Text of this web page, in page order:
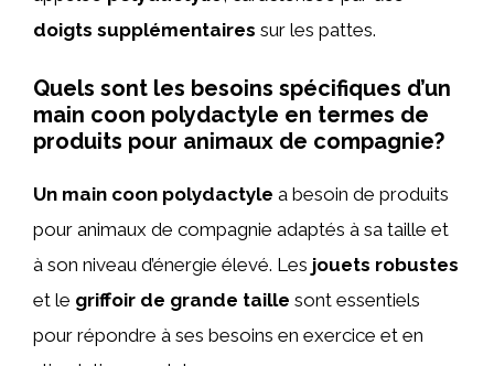
doigts supplémentaires sur les pattes.
Quels sont les besoins spécifiques d’un
main coon polydactyle en termes de
produits pour animaux de compagnie?
Un main coon polydactyle a besoin de produits
pour animaux de compagnie adaptés à sa taille et
à son niveau d’énergie élevé. Les jouets robustes
et le griffoir de grande taille sont essentiels
pour répondre à ses besoins en exercice et en